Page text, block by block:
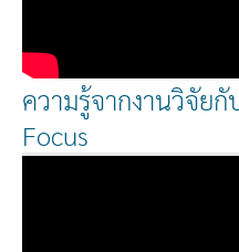
ความรู้จากงานวิจัยกั
Focus